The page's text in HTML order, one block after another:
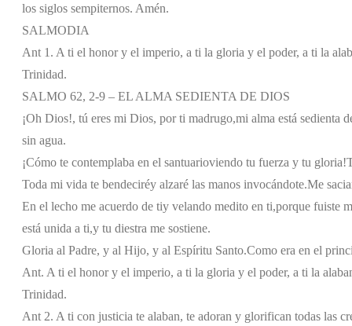
los siglos sempiternos. Amén.
SALMODIA
Ant 1. A ti el honor y el imperio, a ti la gloria y el poder, a ti la
Trinidad.
SALMO 62, 2-9 – EL ALMA SEDIENTA DE DIOS
¡Oh Dios!, tú eres mi Dios, por ti madrugo,mi alma está sedienta
sin agua.
¡Cómo te contemplaba en el santuarioviendo tu fuerza y tu gloria!
Toda mi vida te bendeciréy alzaré las manos invocándote.Me
En el lecho me acuerdo de tiy velando medito en ti,porque fuiste
está unida a ti,y tu diestra me sostiene.
Gloria al Padre, y al Hijo, y al Espíritu Santo.Como era en el
Ant. A ti el honor y el imperio, a ti la gloria y el poder, a ti la
Trinidad.
Ant 2. A ti con justicia te alaban, te adoran y glorifican todas las